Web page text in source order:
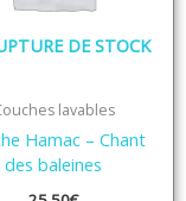
DE STOCK
lavables
Hamac – Chant
des baleines